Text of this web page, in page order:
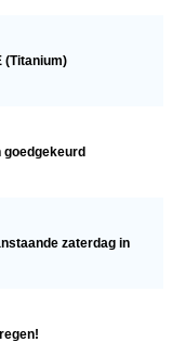
(Titanium)
zaterdag in